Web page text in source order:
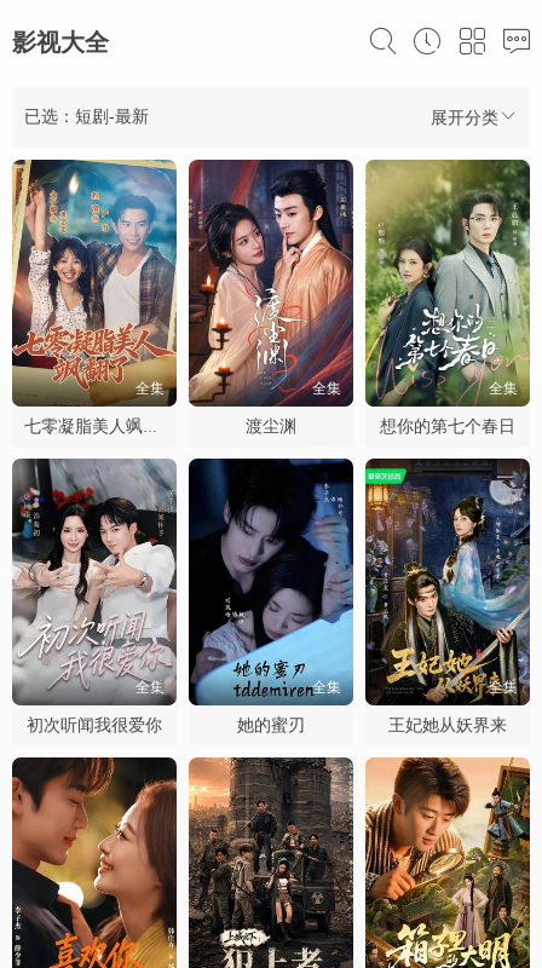
影视大全
展开分类
已选：短剧-最新
全集
七零凝脂美人飒翻了
全集
渡尘渊
全集
想你的第七个春日
全集
初次听闻我很爱你
全集
她的蜜刃
全集
王妃她从妖界来